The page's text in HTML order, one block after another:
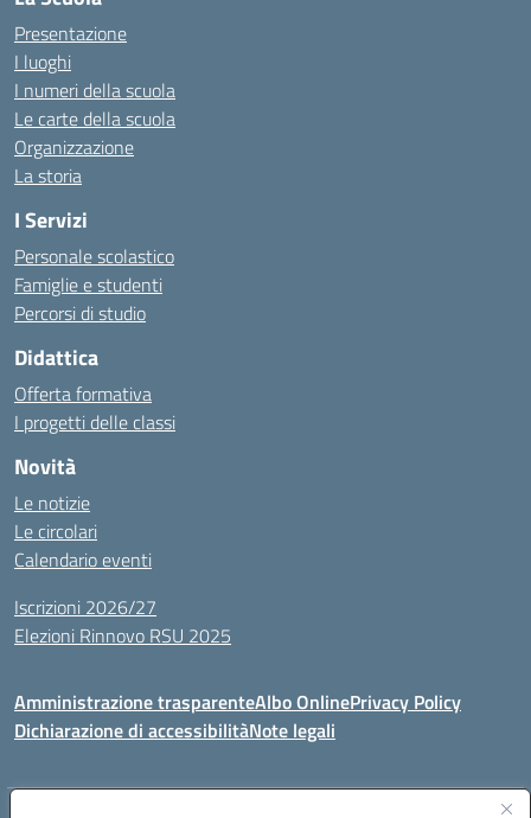
Presentazione
I luoghi
I numeri della scuola
Le carte della scuola
Organizzazione
La storia
I Servizi
Personale scolastico
Famiglie e studenti
Percorsi di studio
Didattica
Offerta formativa
I progetti delle classi
Novità
Le notizie
Le circolari
Calendario eventi
Iscrizioni 2026/27
Elezioni Rinnovo RSU 2025
Amministrazione trasparenteAlbo OnlinePrivacy Policy
Dichiarazione di accessibilitàNote legali